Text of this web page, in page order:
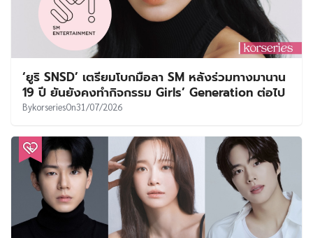
‘ยูริ SNSD’ เตรียมโบกมือลา SM หลังร่วมทางมานาน
19 ปี ยันยังคงทำกิจกรรม Girls’ Generation ต่อไป
BykorseriesOn31/07/2026